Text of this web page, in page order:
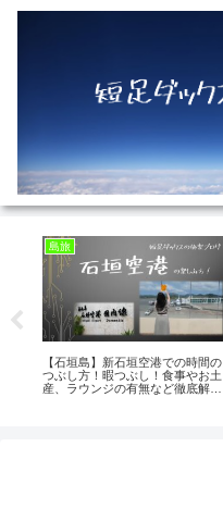
島旅
【石垣島】新石垣空港での時間の
つぶし方！暇つぶし！食事やお土
産、ラウンジの有無など徹底解